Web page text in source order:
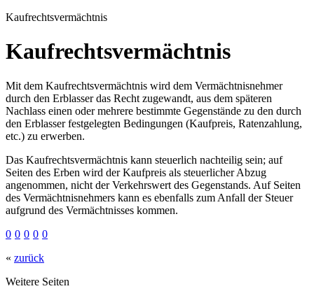
Kaufrechtsvermächtnis
Kaufrechtsvermächtnis
Mit dem Kaufrechtsvermächtnis wird dem Vermächtnisnehmer
durch den Erblasser das Recht zugewandt, aus dem späteren
Nachlass einen oder mehrere bestimmte Gegenstände zu den durch
den Erblasser festgelegten Bedingungen (Kaufpreis, Ratenzahlung,
etc.) zu erwerben.
Das Kaufrechtsvermächtnis kann steuerlich nachteilig sein; auf
Seiten des Erben wird der Kaufpreis als steuerlicher Abzug
angenommen, nicht der Verkehrswert des Gegenstands. Auf Seiten
des Vermächtnisnehmers kann es ebenfalls zum Anfall der Steuer
aufgrund des Vermächtnisses kommen.
0 0 0 0 0
« zurück
Weitere Seiten